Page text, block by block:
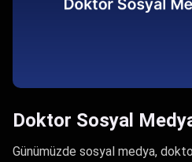
Doktor Sosyal
Günümüzde sosyal medya,